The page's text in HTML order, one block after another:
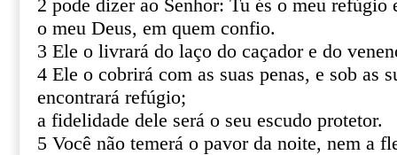
2 pode dizer ao Senhor: Tu és o meu refúgio
o meu Deus, em quem confio.
3 Ele o livrará do laço do caçador e do
4 Ele o cobrirá com as suas penas, e sob as
encontrará refúgio;
a fidelidade dele será o seu escudo protetor.
5 Você não temerá o pavor da noite, nem a